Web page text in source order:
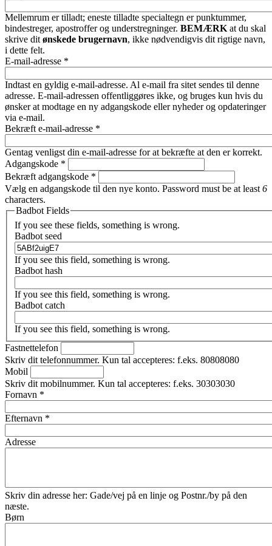
Mellemrum er tilladt; eneste tilladte specialtegn er punktummer,
bindestreger, apostroffer og understregninger. BEMÆRK at du skal
skrive dit ønskede brugernavn, ikke nødvendigvis dit rigtige navn,
i dette felt.
E-mail-adresse *
Indtast en gyldig e-mail-adresse. Al e-mail fra sitet sendes til denne
adresse. E-mail-adressen offentliggøres ikke, og bruges kun hvis du
ønsker at modtage en ny adgangskode eller nyheder og opdateringer
via e-mail.
Bekræft e-mail-adresse *
Gentag venligst din e-mail-adresse for at bekræfte at den er korrekt.
Adgangskode *
Bekræft adgangskode *
Vælg en adgangskode til den nye konto. Password must be at least 6
characters.
Badbot Fields
If you see these fields, something is wrong.
Badbot seed
If you see this field, something is wrong.
Badbot hash
If you see this field, something is wrong.
Badbot catch
If you see this field, something is wrong.
Fastnettelefon
Skriv dit telefonnummer. Kun tal accepteres: f.eks. 80808080
Mobil
Skriv dit mobilnummer. Kun tal accepteres: f.eks. 30303030
Fornavn *
Efternavn *
Adresse
Skriv din adresse her: Gade/vej på en linje og Postnr./by på den
næste.
Børn